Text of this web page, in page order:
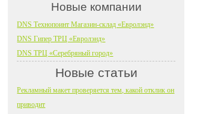
Новые компании
DNS Технопоинт Магазин-склад «Евролэнд»
DNS Гипер ТРЦ «Евролэнд»
DNS ТРЦ «Серебряный город»
Новые статьи
Рекламный макет проверяется тем, какой отклик он
приводит